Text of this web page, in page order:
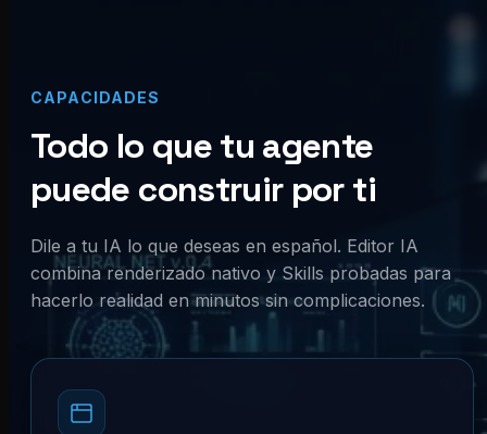
CAPACIDADES
Todo lo que tu agente
puede construir por ti
Dile a tu IA lo que deseas en español. Editor IA
combina renderizado nativo y Skills probadas para
hacerlo realidad en minutos sin complicaciones.